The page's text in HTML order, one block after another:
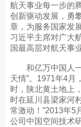
航天事业每一步的
创新驱动发展，勇
章，为服务国家发
习近平主席对广大
国最高层对航天事
和亿万中国人一
天情”。1971年4月
时，陕北黄土地上
时在延川县梁家河
常激动！”2013年5
公司中国空间技术